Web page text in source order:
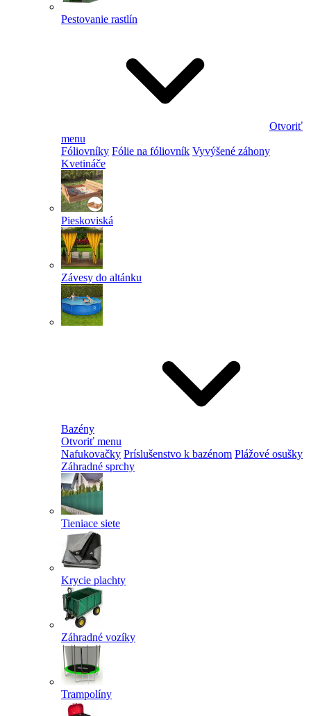
Pestovanie rastlín
Otvoriť
menu
Fóliovníky Fólie na fóliovník Vyvýšené záhony
Kvetináče
Pieskoviská
Závesy do altánku
Bazény
Otvoriť menu
Nafukovačky Príslušenstvo k bazénom Plážové osušky
Záhradné sprchy
Tieniace siete
Krycie plachty
Záhradné vozíky
Trampolíny